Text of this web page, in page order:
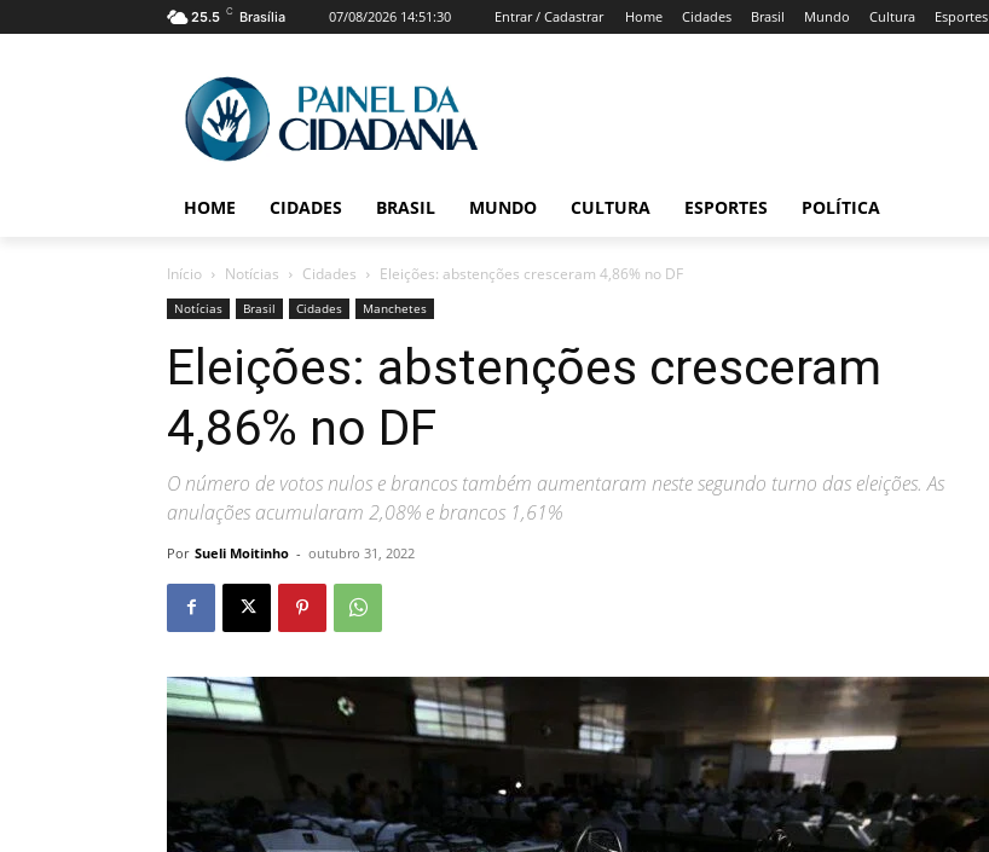
25.5 C Brasília 07/08/2026 14:51:30 Entrar / Cadastrar Home Cidades Brasil Mundo Cultura Esportes
HOME CIDADES BRASIL MUNDO CULTURA ESPORTES POLÍTICA
Início Notícias Cidades Eleições: abstenções cresceram 4,86% no DF
Notícias Brasil Cidades Manchetes
Eleições: abstenções cresceram
4,86% no DF
O número de votos nulos e brancos também aumentaram neste segundo turno das eleições. As
anulações acumularam 2,08% e brancos 1,61%
Por Sueli Moitinho - outubro 31, 2022